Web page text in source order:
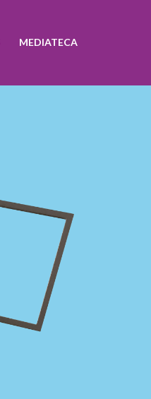
MEDIATECA